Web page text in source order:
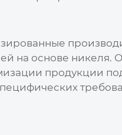
на основе никеля.
продукции